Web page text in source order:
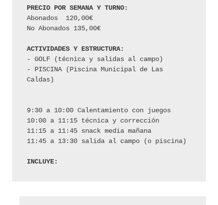
PRECIO POR SEMANA Y TURNO:
Abonados  120,00€
No Abonados 135,00€
ACTIVIDADES Y ESTRUCTURA:
- GOLF (técnica y salidas al campo)
- PISCINA (Piscina Municipal de Las
Caldas)
9:30 a 10:00 Calentamiento con juegos
10:00 a 11:15 técnica y corrección
11:15 a 11:45 snack media mañana
11:45 a 13:30 salida al campo (o piscina)
INCLUYE: